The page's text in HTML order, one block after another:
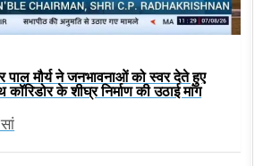
पाल मौर्य ने जनभावनाओं को स्वर देते हुए
कॉरिडोर के शीघ्र निर्माण की उठाई मांग